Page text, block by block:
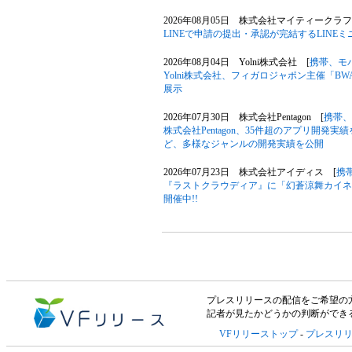
2026年08月05日 株式会社マイティークラ
LINEで申請の提出・承認が完結するLINE
2026年08月04日 Yolni株式会社 [携帯、モ
Yolni株式会社、フィガロジャポン主催「
展示
2026年07月30日 株式会社Pentagon [携帯
株式会社Pentagon、35件超のアプリ開発実
ど、多様なジャンルの開発実績を公開
2026年07月23日 株式会社アイディス [携
『ラストクラウディア』に「幻蒼涼舞カイ
開催中!!
プレスリリースの配信をご希望の
記者が見たかどうかの判断がで
VFリリーストップ- プレスリ